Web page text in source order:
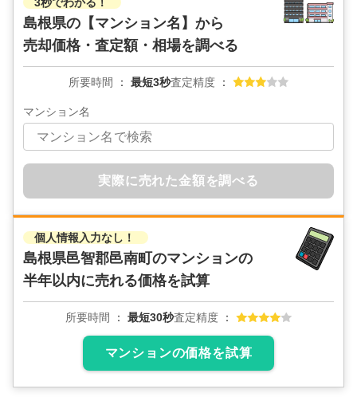
島根県の 【マンション名】から
売却価格・査定額・相場を調べる
所要時間 最短3秒査定精度
マンション名
実際に売れた金額を調べる
個人情報入力なし！
島根県邑智郡邑南町のマンションの
半年以内に売れる価格を試算
所要時間 最短30秒査定精度
マンションの価格を試算